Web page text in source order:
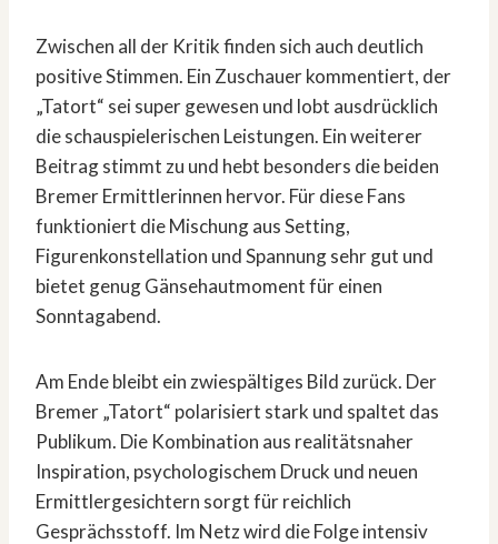
Zwischen all der Kritik finden sich auch deutlich
positive Stimmen. Ein Zuschauer kommentiert, der
„Tatort“ sei super gewesen und lobt ausdrücklich
die schauspielerischen Leistungen. Ein weiterer
Beitrag stimmt zu und hebt besonders die beiden
Bremer Ermittlerinnen hervor. Für diese Fans
funktioniert die Mischung aus Setting,
Figurenkonstellation und Spannung sehr gut und
bietet genug Gänsehautmoment für einen
Sonntagabend.
Am Ende bleibt ein zwiespältiges Bild zurück. Der
Bremer „Tatort“ polarisiert stark und spaltet das
Publikum. Die Kombination aus realitätsnaher
Inspiration, psychologischem Druck und neuen
Ermittlergesichtern sorgt für reichlich
Gesprächsstoff. Im Netz wird die Folge intensiv